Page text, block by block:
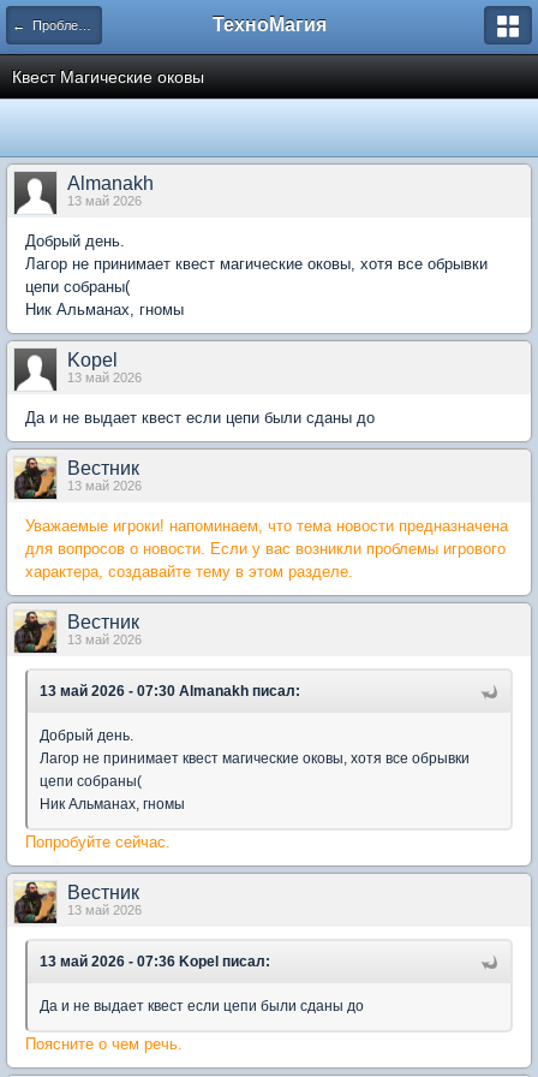
← Проблемы игрового процесса ТехноМагия
Квест Магические оковы
Almanakh
13 май 2026
Добрый день.
Лагор не принимает квест магические оковы, хотя все обрывки
цепи собраны(
Ник Альманах, гномы
Kopel
13 май 2026
Да и не выдает квест если цепи были сданы до
Вестник
13 май 2026
Уважаемые игроки! напоминаем, что тема новости предназначена
для вопросов о новости. Если у вас возникли проблемы игрового
характера, создавайте тему в этом разделе.
Вестник
13 май 2026
13 май 2026 - 07:30 Almanakh писал:
Добрый день.
Лагор не принимает квест магические оковы, хотя все обрывки
цепи собраны(
Ник Альманах, гномы
Попробуйте сейчас.
Вестник
13 май 2026
13 май 2026 - 07:36 Kopel писал:
Да и не выдает квест если цепи были сданы до
Поясните о чем речь.